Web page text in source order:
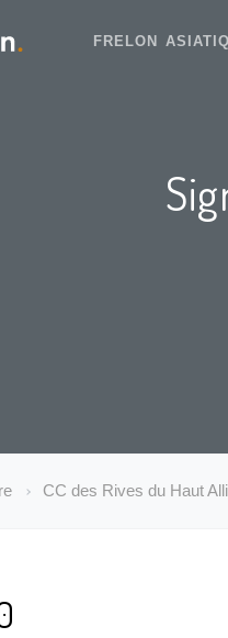
FRELON
CC des Rives du Haut